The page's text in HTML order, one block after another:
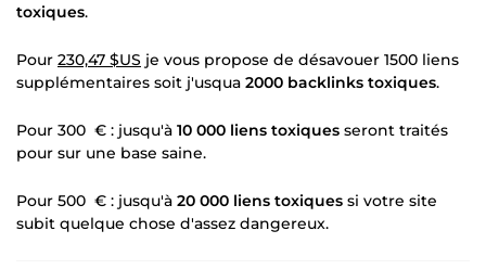
toxiques.
Pour 230,47 $US je vous propose de désavouer 1500 liens
supplémentaires soit j'usqua 2000 backlinks toxiques.
Pour 300 € : jusqu'à 10 000 liens toxiques seront traités
pour sur une base saine.
Pour 500 € : jusqu'à 20 000 liens toxiques si votre site
subit quelque chose d'assez dangereux.